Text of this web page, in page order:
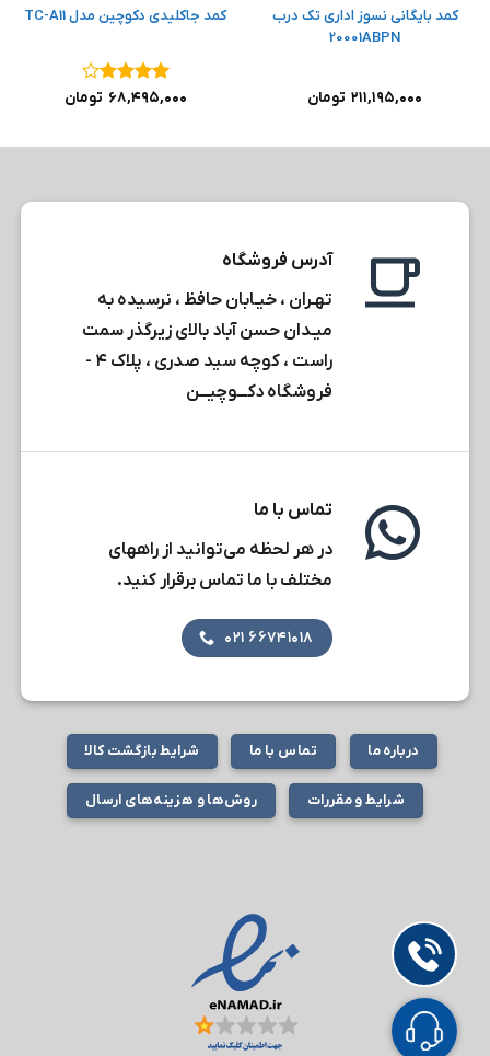
کمد بایگانی نسوز اداری تک درب
20001ABPN
۲۱۱,۱۹۵,۰۰۰ تومان
کمد جاکلیدی دکوچین مدل TC-A11
نمره۴
۶۸,۴۹۵,۰۰۰ تومان
آدرس فروشگاه
تهـران ، خیـابان حافظ ، نرسیده به
میـدان حسن آباد بالای زیرگذر سمت
راست ، کوچه سید صدری ، پلاک ۴ -
فروشگاه دکـــوچیـــن
تماس با ما
در هر لحظه می‌توانید از راههای
مختلف با ما تماس برقرار کنید.
۶۶۷۴۱۰۱۸ ۰۲۱
درباره ما تماس با ما شرایط بازگشت کالا
شرایط و مقررات روش‌ها و هزینه‌های ارسال